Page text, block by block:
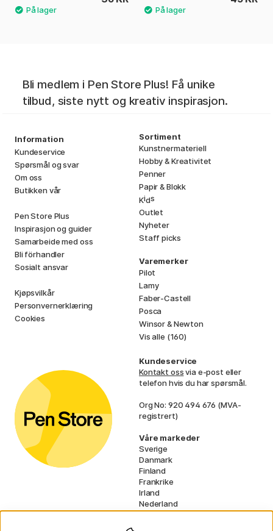
Bli medlem i Pen Store Plus! Få unike
tilbud, siste nytt og kreativ inspirasjon.
Information
Kundeservice
Spørsmål og svar
Om oss
Butikken vår
Pen Store Plus
Inspirasjon og guider
Samarbeide med oss
Bli förhandler
Sosialt ansvar
Kjøpsvilkår
Personvernerklæring
Cookies
Sortiment
Kunstnermateriell
Hobby & Kreativitet
Penner
Papir & Blokk
Kids
Outlet
Nyheter
Staff picks
Varemerker
Pilot
Lamy
Faber-Castell
Posca
Winsor & Newton
Vis alle (160)
Kundeservice
Kontakt ossvia e-post eller
telefon hvis du har spørsmål.
Org No: 920 494 676 (MVA-
registrert)
Våre markeder
Sverige
Danmark
Finland
Frankrike
Irland
Nederland
Tyskland